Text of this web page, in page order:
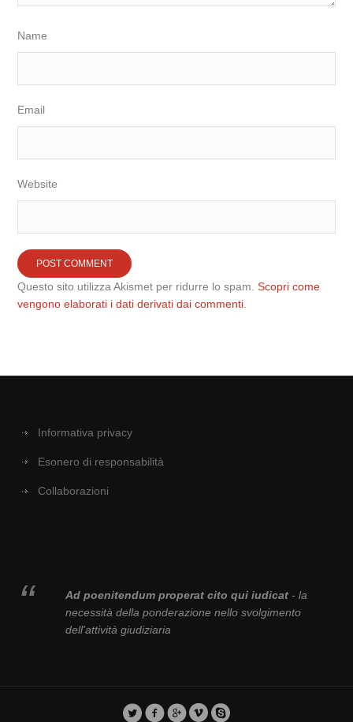
Name
Email
Website
Questo sito utilizza Akismet per ridurre lo spam.Scopri come
vengono elaborati i dati derivati dai commenti.
Informativa privacy
Esonero di responsabilità
Collaborazioni
Ad poenitendum properat cito qui iudicat- la
necessità della ponderazione nello svolgimento
dell'attività giudiziaria